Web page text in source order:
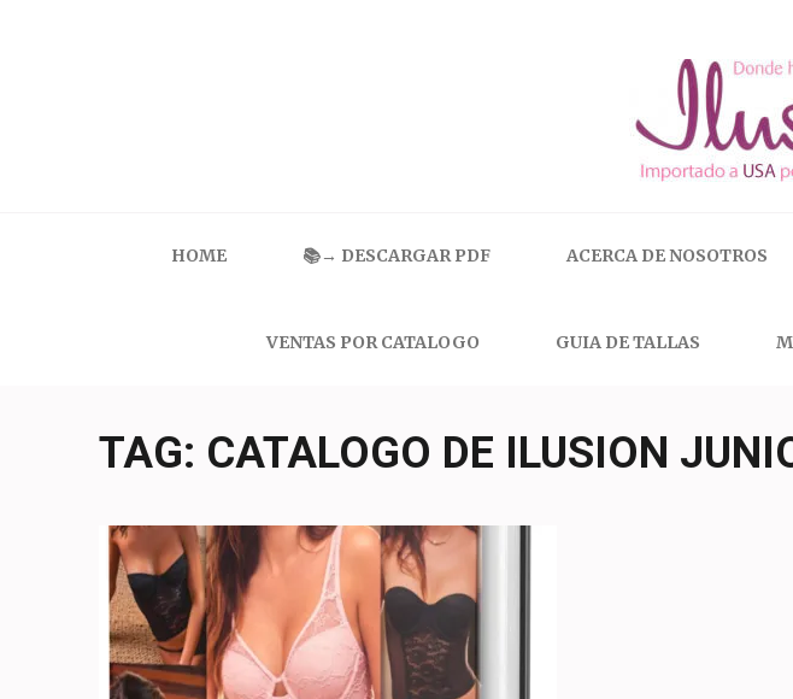
HOME 📚→ DESCARGAR PDF ACERCA DE NOSOTROS
VENTAS POR CATALOGO GUIA DE TALLAS
TAG: CATALOGO DE ILUSION